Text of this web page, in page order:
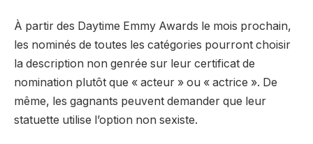
À partir des Daytime Emmy Awards le mois prochain,
les nominés de toutes les catégories pourront choisir
la description non genrée sur leur certificat de
nomination plutôt que « acteur » ou « actrice ». De
même, les gagnants peuvent demander que leur
statuette utilise l’option non sexiste.